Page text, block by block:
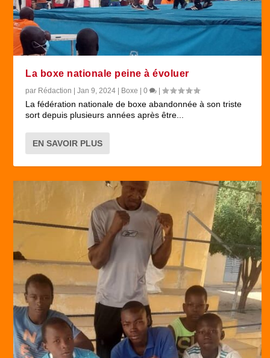
La boxe nationale peine à évoluer
par Rédaction |Jan 9, 2024 | Boxe |0 |
La fédération nationale de boxe abandonnée à son triste
sort depuis plusieurs années après être...
EN SAVOIR PLUS